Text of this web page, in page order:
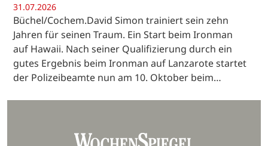
31.07.2026
Büchel/Cochem.David Simon trainiert sein zehn
Jahren für seinen Traum. Ein Start beim Ironman
auf Hawaii. Nach seiner Qualifizierung durch ein
gutes Ergebnis beim Ironman auf Lanzarote startet
der Polizeibeamte nun am 10. Oktober beim…